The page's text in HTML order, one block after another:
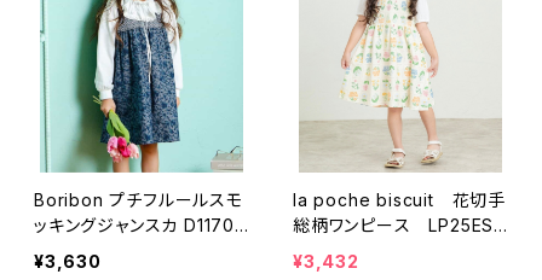
Boribon プチフルールスモ
ッキングジャンスカ D11702
6
¥3,630
la poche biscuit 花切手
総柄ワンピース LP25ES11
5
¥3,432